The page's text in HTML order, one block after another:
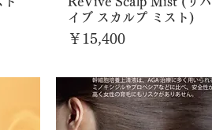
イブ スカルプ ミスト)
価格
￥15,400